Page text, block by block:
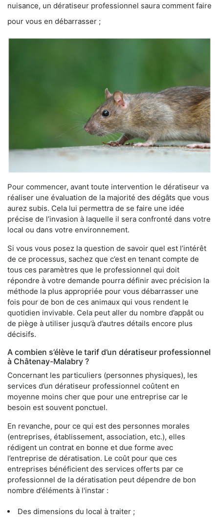
nuisance, un dératiseur professionnel saura comment faire
pour vous en débarrasser ;
Pour commencer, avant toute intervention le dératiseur va
réaliser une évaluation de la majorité des dégâts que vous
aurez subis. Cela lui permettra de se faire une idée
précise de l’invasion à laquelle il sera confronté dans votre
local ou dans votre environnement.
Si vous vous posez la question de savoir quel est l’intérêt
de ce processus, sachez que c’est en tenant compte de
tous ces paramètres que le professionnel qui doit
répondre à votre demande pourra définir avec précision la
méthode la plus appropriée pour vous débarrasser une
fois pour de bon de ces animaux qui vous rendent le
quotidien invivable. Cela peut aller du nombre d’appât ou
de piège à utiliser jusqu’à d’autres détails encore plus
décisifs.
A combien s’élève le tarif d’un dératiseur professionnel
à Châtenay-Malabry ?
Concernant les particuliers (personnes physiques), les
services d’un dératiseur professionnel coûtent en
moyenne moins cher que pour une entreprise car le
besoin est souvent ponctuel.
En revanche, pour ce qui est des personnes morales
(entreprises, établissement, association, etc.), elles
rédigent un contrat en bonne et due forme avec
l’entreprise de dératisation. Le coût pour que ces
entreprises bénéficient des services offerts par ce
professionnel de la dératisation peut dépendre de bon
nombre d’éléments à l'instar :
Des dimensions du local à traiter ;